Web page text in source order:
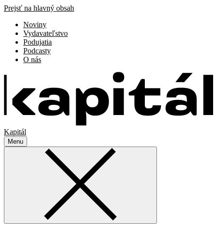
Prejsť na hlavný obsah
Noviny
Vydavateľstvo
Podujatia
Podcasty
O nás
Kapitál
Menu